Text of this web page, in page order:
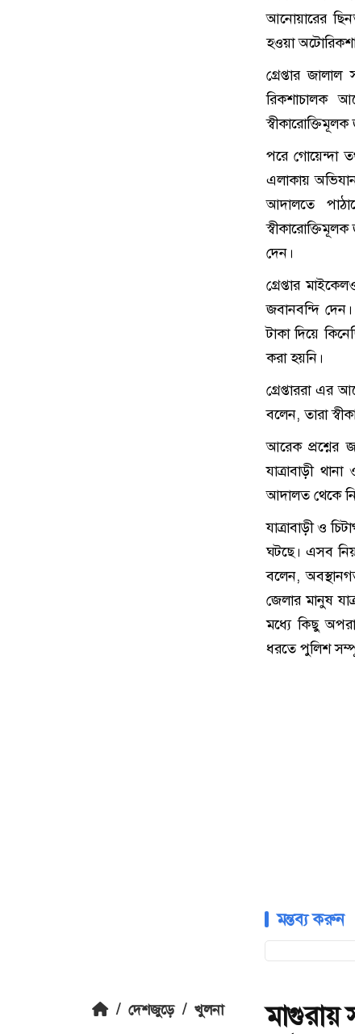
আনোয়ারের
হওয়া
গ্রেপ্তার
রিকশাচালক
পরে গোয়েন্দা
এলাকায়
আদালতে
দেন।
গ্রেপ্তার
জবানবন্দি
টাকা দিয়ে
করা হয়নি।
গ্রেপ্তাররা এর
বলেন, তারা
আরেক প্রশ্নের
যাত্রাবাড়ী
আদালত থেকে
যাত্রাবাড়ী ও
ঘটছে। এসব
বলেন,
জেলার মানুষ
মধ্যে কিছু
ধরতে পুলিশ
মন্তব্য করুন
/ দেশজুড়ে / খুলনা
মাগুরায়